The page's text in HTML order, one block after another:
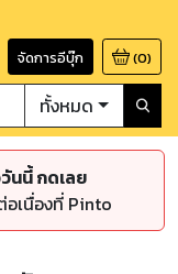
จัดการอีบุ๊ก (0)
ทั้งหมด
นนี้ กดเลย
เนื่องที่ Pinto